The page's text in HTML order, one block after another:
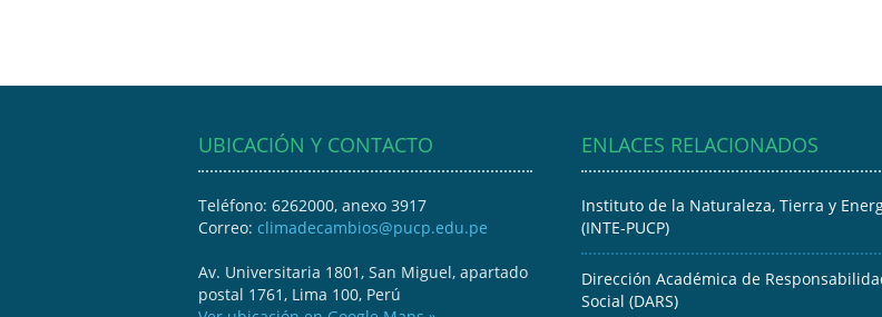
UBICACIÓN Y CONTACTO
Teléfono: 6262000, anexo 3917
Correo: climadecambios@pucp.edu.pe
Av. Universitaria 1801, San Miguel, apartado
postal 1761, Lima 100, Perú
ENLACES RELACIONADOS
Instituto de la Naturaleza, Tierra y
(INTE-PUCP)
Dirección Académica de
Social (DARS)